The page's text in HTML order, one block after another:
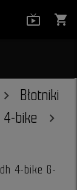
shopping_cart
Błotniki
4-bike
4-bike G-